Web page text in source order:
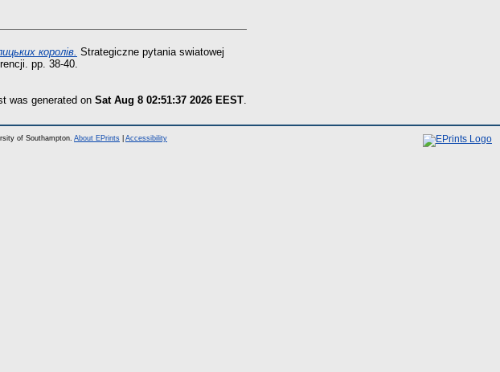
королів. Strategiczne pytania swiatowej
pp. 38-40.
was generated on Sat Aug 8 02:51:37 2026 EEST
of Southampton. About EPrints Accessibility